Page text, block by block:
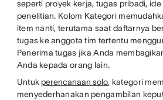
seperti proyek kerja, tugas pribadi,
penelitian. Kolom Kategori
item nanti, terutama saat daftarnya
tugas ke anggota tim tertentu
Penerima tugas jika Anda
Anda kepada orang lain.
Untuk perencanaan solo, kategori
menyederhanakan pengambilan